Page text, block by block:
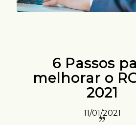
6 Passos
melhorar o
2021
11/01/2021